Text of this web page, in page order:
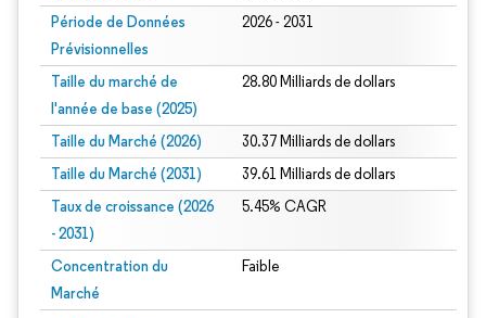
Période de Données
Prévisionnelles
2026 - 2031
Taille du marché de
l'année de base (2025)
28.80 Milliards de dollars
Taille du Marché (2026) 30.37 Milliards de dollars
Taille du Marché (2031) 39.61 Milliards de dollars
Taux de croissance (2026
- 2031)
5.45% CAGR
Concentration du
Marché
Faible